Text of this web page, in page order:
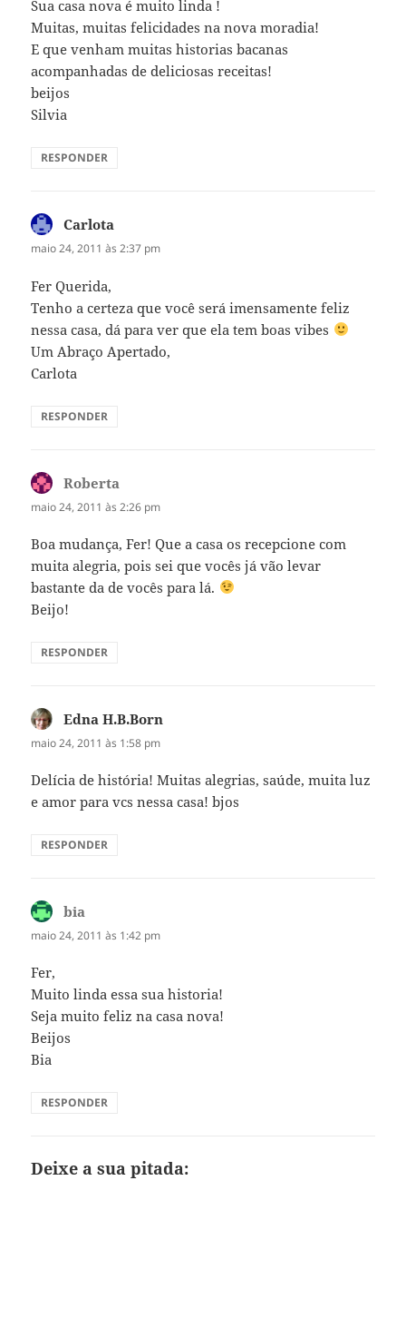
Sua casa nova é muito linda !
Muitas, muitas felicidades na nova moradia!
E que venham muitas historias bacanas
acompanhadas de deliciosas receitas!
beijos
Silvia
RESPONDER
Carlota
maio 24, 2011 às 2:37 pm
Fer Querida,
Tenho a certeza que você será imensamente feliz
nessa casa, dá para ver que ela tem boas vibes
Um Abraço Apertado,
Carlota
RESPONDER
Roberta
maio 24, 2011 às 2:26 pm
Boa mudança, Fer! Que a casa os recepcione com
muita alegria, pois sei que vocês já vão levar
bastante da de vocês para lá.
Beijo!
RESPONDER
Edna H.B.Born
maio 24, 2011 às 1:58 pm
Delícia de história! Muitas alegrias, saúde, muita luz
e amor para vcs nessa casa! bjos
RESPONDER
bia
maio 24, 2011 às 1:42 pm
Fer,
Muito linda essa sua historia!
Seja muito feliz na casa nova!
Beijos
Bia
RESPONDER
Deixe a sua pitada: